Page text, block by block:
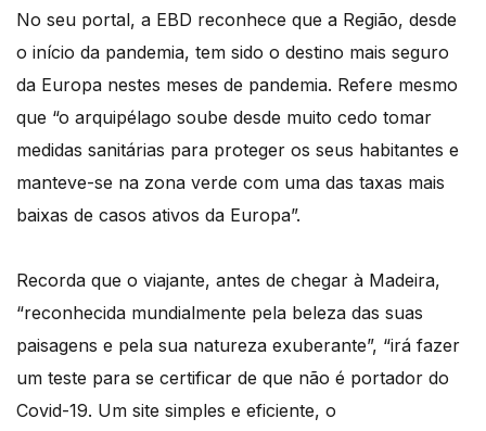
No seu portal, a EBD reconhece que a Região, desde
o início da pandemia, tem sido o destino mais seguro
da Europa nestes meses de pandemia. Refere mesmo
que “o arquipélago soube desde muito cedo tomar
medidas sanitárias para proteger os seus habitantes e
manteve-se na zona verde com uma das taxas mais
baixas de casos ativos da Europa”.
Recorda que o viajante, antes de chegar à Madeira,
“reconhecida mundialmente pela beleza das suas
paisagens e pela sua natureza exuberante”, “irá fazer
um teste para se certificar de que não é portador do
Covid-19. Um site simples e eficiente, o